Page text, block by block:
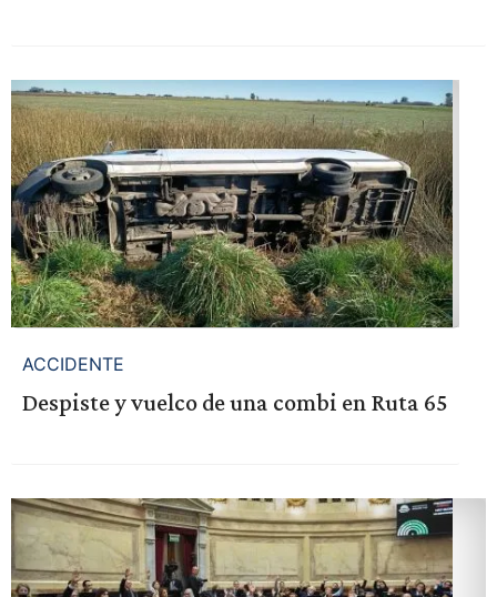
ACCIDENTE
Despiste y vuelco de una combi en Ruta 65